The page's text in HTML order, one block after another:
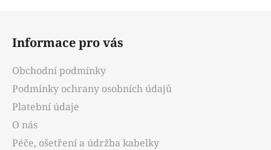
Informace pro vás
Obchodní podmínky
Podmínky ochrany osobních údajů
Platební údaje
O nás
Péče, ošetření a údržba kabelky